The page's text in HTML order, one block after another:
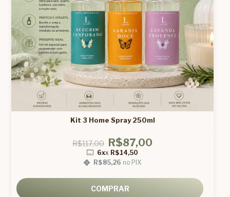
Kit 3 Home Spray 250ml
R$117,00 R$87,00
6xx R$14,50
R$85,26 no PIX
COMPRAR